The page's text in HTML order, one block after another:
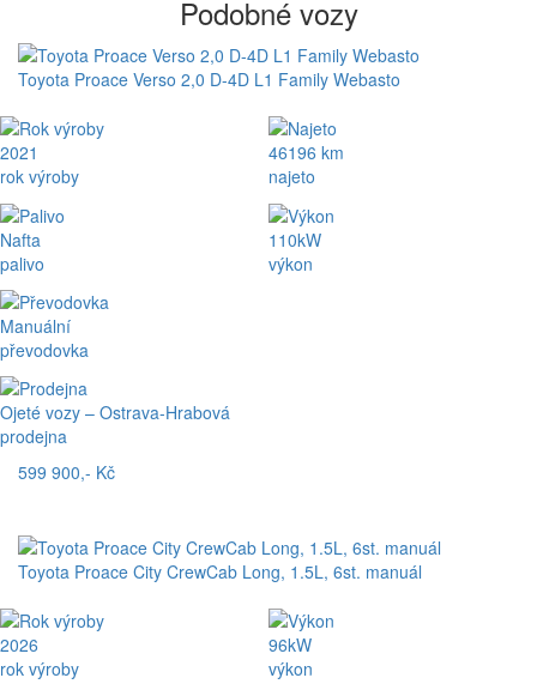
Podobné vozy
Toyota Proace Verso 2,0 D-4D L1 Family Webasto
2021
rok výroby
Nafta
palivo
Manuální
převodovka
Ojeté vozy – Ostrava-Hrabová
prodejna
46196 km
najeto
110kW
výkon
599 900,- Kč
Toyota Proace City CrewCab Long, 1.5L, 6st. manuál
2026
rok výroby
96kW
výkon